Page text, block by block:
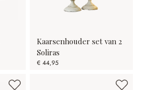
Kaarsenhouder set van 2
Soliras
€ 44,95